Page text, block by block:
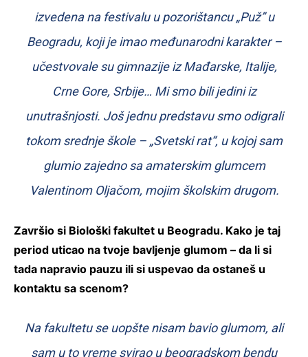
izvedena na festivalu u pozorištancu „Puž” u
Beogradu, koji je imao međunarodni karakter –
učestvovale su gimnazije iz Mađarske, Italije,
Crne Gore, Srbije… Mi smo bili jedini iz
unutrašnjosti. Još jednu predstavu smo odigrali
tokom srednje škole – „Svetski rat“, u kojoj sam
glumio zajedno sa amaterskim glumcem
Valentinom Oljačom, mojim školskim drugom.
Završio si Biološki fakultet u Beogradu. Kako je taj
period uticao na tvoje bavljenje glumom – da li si
tada napravio pauzu ili si uspevao da ostaneš u
kontaktu sa scenom?
Na fakultetu se uopšte nisam bavio glumom, ali
sam u to vreme svirao u beogradskom bendu